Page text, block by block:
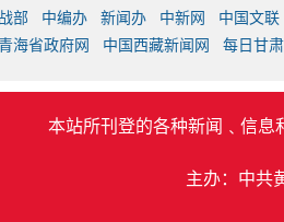
部 中编办 新闻办 中新网
中国文联
海省政府网 中国西藏新闻网 每日甘
本站所刊登的各种新闻﹑信息
主办：中共